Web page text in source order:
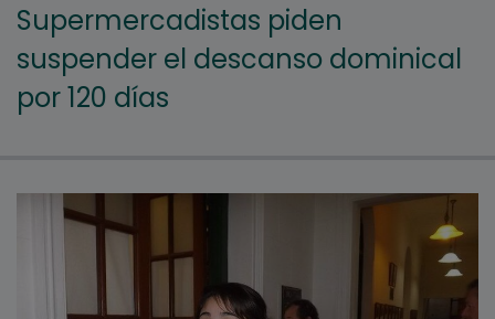
Supermercadistas piden
suspender el descanso dominical
por 120 días